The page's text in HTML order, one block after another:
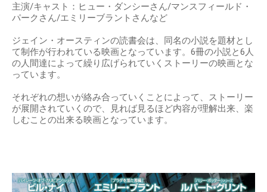
主演/キャスト：ヒュー・ダンシーさん/マンスフィールド・
パークさん/エミリーブラントさんなど
ジェイン・オースティンの読書会は、同名の小説を題材とし
て制作が行われている映画となっています。6冊の小説と6人
の人間達によって繰り広げられていくストーリーの映画とな
っています。
それぞれの想いが絡み合っていくことによって、ストーリー
が展開されていくので、見れば見るほど内容が理解出来、楽
しむことの出来る映画となっています。